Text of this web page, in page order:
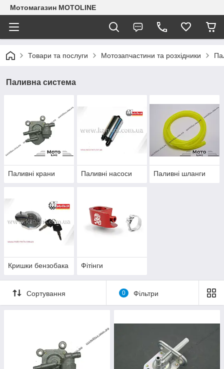
Мотомагазин MOTOLINE
Товари та послуги Мотозапчастини та розхідники
Паливна система
Паливні крани Паливні насоси Паливні шланги
Кришки бензобака Фітінги
Сортування 0 Фільтри